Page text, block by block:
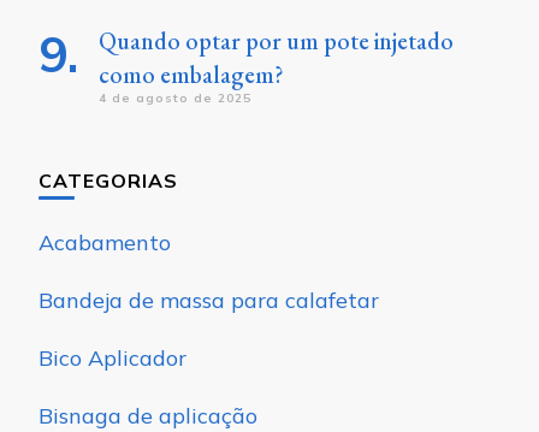
Quando optar por um pote injetado
como embalagem?
4 de agosto de 2025
CATEGORIAS
Acabamento
Bandeja de massa para calafetar
Bico Aplicador
Bisnaga de aplicação